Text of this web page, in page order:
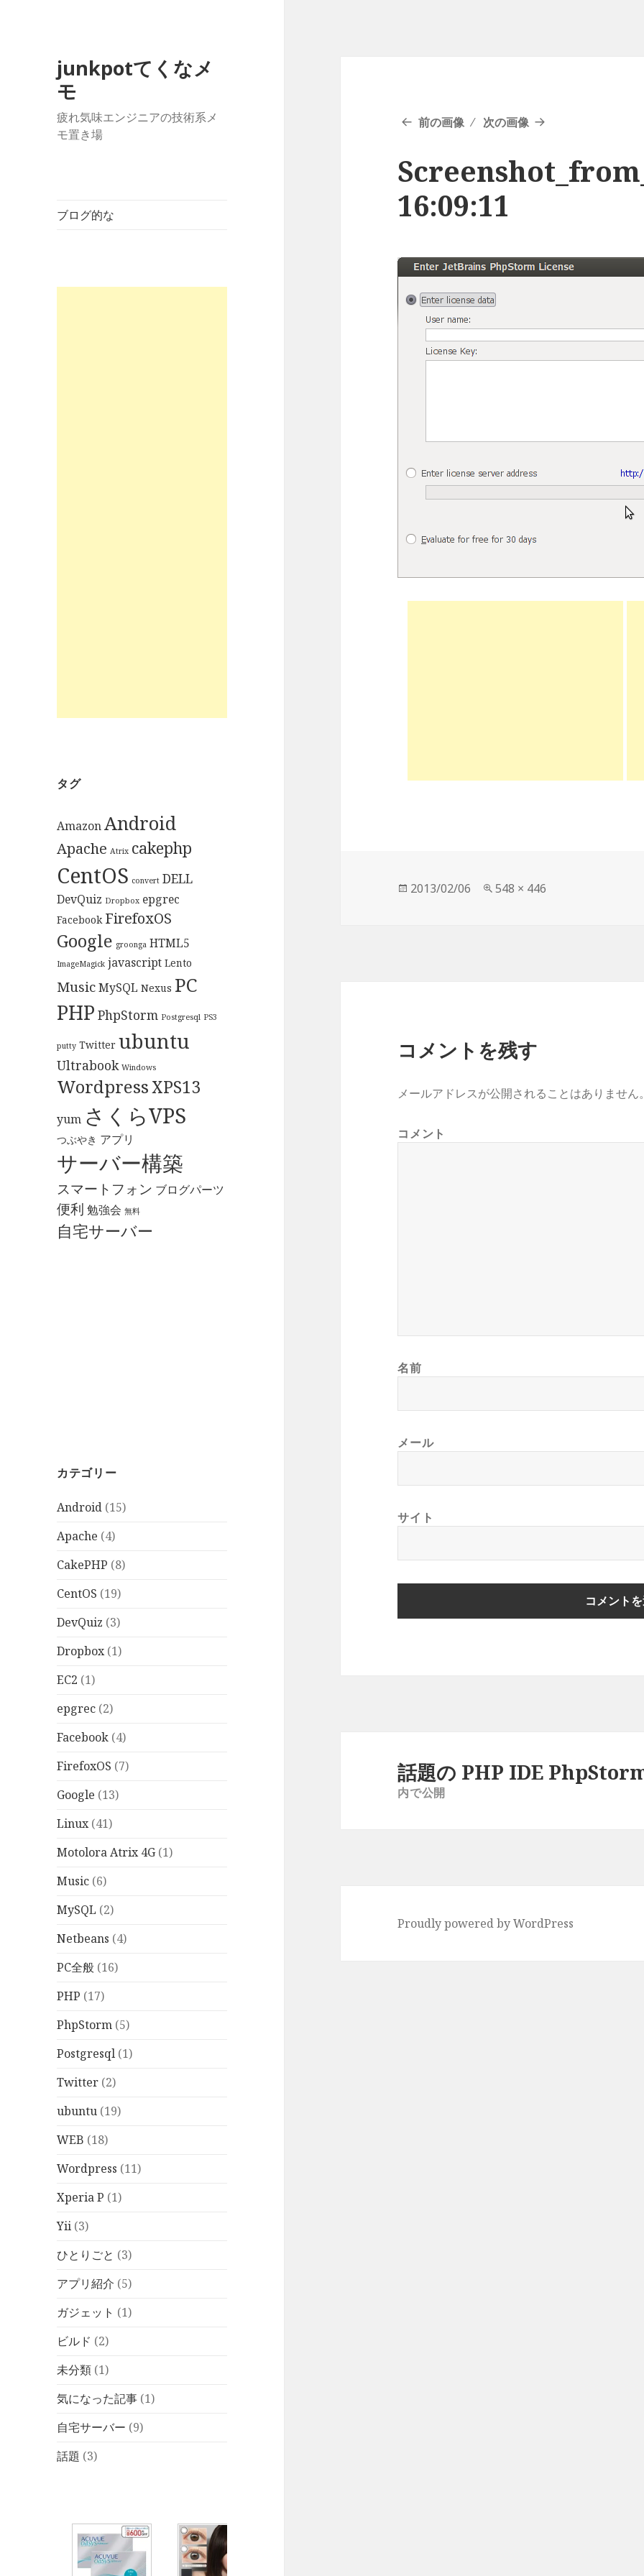
junkpotてくなメ
モ
疲れ気味エンジニアの技術系メ
モ置き場
ブログ的な
タグ
AmazonAndroid
Apache Atrix cakephp
CentOS convert DELL
DevQuiz Dropbox epgrec
Facebook FirefoxOS
Google groonga HTML5
ImageMagick javascript Lento
MusicMySQL Nexus PC
PHP PhpStorm Postgresql PS3
putty Twitter ubuntu
Ultrabook Windows
WordpressXPS13
yum さくらVPS
つぶやき アプリ
サーバー構築
スマートフォン ブログパーツ
便利 勉強会 無料
自宅サーバー
カテゴリー
Android (15)
Apache (4)
CakePHP (8)
CentOS (19)
DevQuiz (3)
Dropbox(1)
EC2 (1)
epgrec (2)
Facebook (4)
FirefoxOS (7)
Google (13)
Linux(41)
Motolora Atrix 4G (1)
Music (6)
MySQL (2)
Netbeans (4)
PC全般 (16)
PHP (17)
PhpStorm (5)
Postgresql (1)
Twitter (2)
ubuntu (19)
WEB (18)
Wordpress (11)
Xperia P (1)
Yii (3)
ひとりごと (3)
アプリ紹介 (5)
ガジェット (1)
ビルド (2)
未分類 (1)
気になった記事 (1)
自宅サーバー (9)
話題 (3)
前の画像 次の画像
16:09:11
投
2013/02/06
フ
548 × 446
コメントを残す
メールアドレスが公開されることはありません
コメント
名前
メール
サイト
話題の PHP IDE
内で公開
Proudly powered by WordPress